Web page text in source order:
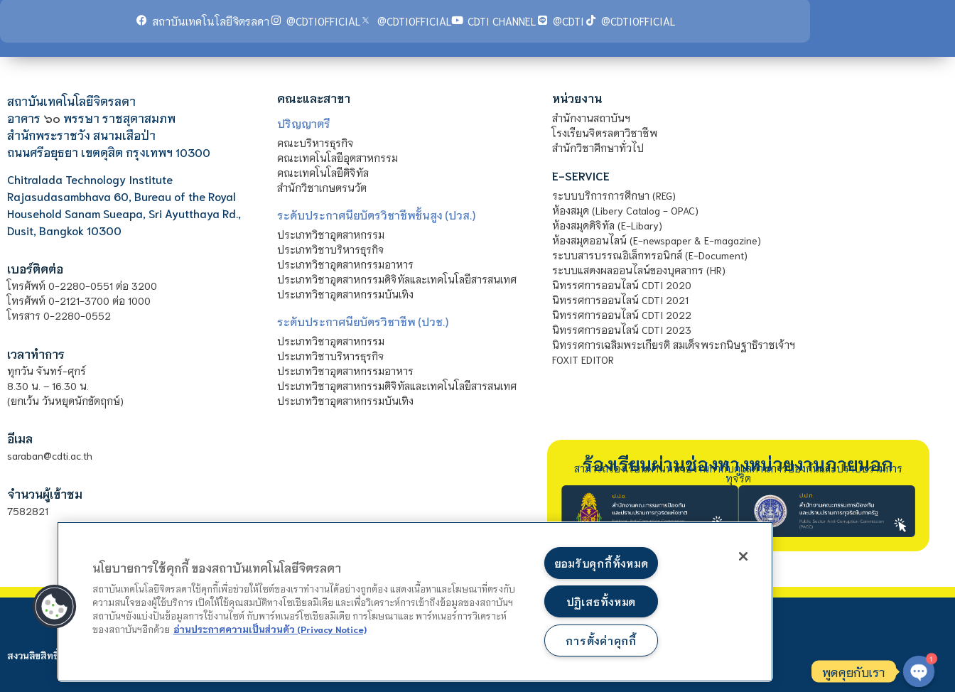
สถาบันเทคโนโลยีจิตรลดา @CDTIOFFICIAL @CDTIOFFICIAL CDTI CHANNEL @CDTI @CDTIOFFICIAL
สถาบันเทคโนโลยีจิตรลดา
อาคาร ๖๐ พรรษา ราชสุดาสมภพ
สำนักพระราชวัง สนามเสือป่า
ถนนศรีอยุธยา เขตดุสิต กรุงเทพฯ 10300
Chitralada Technology Institute
Rajasudasambhava 60, Bureau of the Royal
Household Sanam Sueapa, Sri Ayutthaya Rd.,
Dusit, Bangkok 10300
เบอร์ติดต่อ
โทรศัพท์ 0-2280-0551 ต่อ 3200
โทรศัพท์ 0-2121-3700 ต่อ 1000
โทรสาร 0-2280-0552
เวลาทำการ
ทุกวัน จันทร์-ศุกร์
8.30 น. – 16.30 น.
(ยกเว้น วันหยุดนักขัตฤกษ์)
อีเมล
saraban@cdti.ac.th
จำนวนผู้เข้าชม
7582821
คณะและสาขา
ปริญญาตรี
คณะบริหารธุรกิจ
คณะเทคโนโลยีอุตสาหกรรม
คณะเทคโนโลยีดิจิทัล
สำนักวิชาเกษตรนวัต
ระดับประกาศนียบัตรวิชาชีพชั้นสูง (ปวส.)
ประเภทวิชาอุตสาหกรรม
ประเภทวิชาบริหารธุรกิจ
ประเภทวิชาอุตสาหกรรมอาหาร
ประเภทวิชาอุตสาหกรรมดิจิทัลและเทคโนโลยีสารสนเทศ
ประเภทวิชาอุตสาหกรรมบันเทิง
ระดับประกาศนียบัตรวิชาชีพ (ปวช.)
ประเภทวิชาอุตสาหกรรม
ประเภทวิชาบริหารธุรกิจ
ประเภทวิชาอุตสาหกรรมอาหาร
ประเภทวิชาอุตสาหกรรมดิจิทัลและเทคโนโลยีสารสนเทศ
ประเภทวิชาอุตสาหกรรมบันเทิง
หน่วยงาน
สำนักงานสถาบันฯ
โรงเรียนจิตรลดาวิชาชีพ
สำนักวิชาศึกษาทั่วไป
E-SERVICE
ระบบบริการการศึกษา (REG)
ห้องสมุด (Libery Catalog - OPAC)
ห้องสมุดดิจิทัล (E-Libary)
ห้องสมุดออนไลน์ (E-newspaper & E-magazine)
ระบบสารบรรณอิเล็กทรอนิกส์ (E-Document)
ระบบแสดงผลออนไลน์ของบุคลากร (HR)
นิทรรศการออนไลน์ CDTI 2020
นิทรรศการออนไลน์ CDTI 2021
นิทรรศการออนไลน์ CDTI 2022
นิทรรศการออนไลน์ CDTI 2023
นิทรรศการเฉลิมพระเกียรติ สมเด็จพระกนิษฐาธิราชเจ้าฯ
FOXIT EDITOR
ร้องเรียนผ่านช่องทางหน่วยงานภายนอก
สามารถร้องเรียนผ่านหน่วยงานกำกับดูแลด้านการป้องกันและปราบปรามการ
ทุจริต
สงวนลิขสิทธิ์ © 2024 สถาบันเทคโนโลยีจิตรลดา. Web by นโยบายความเป็นส่วนตัว
พูดคุยกับเรา
1
นโยบายการใช้คุกกี้ ของสถาบันเทคโนโลยีจิตรลดา
สถาบันเทคโนโลยีจิตรลดาใช้คุกกี้เพื่อช่วยให้ไซต์ของเราทำงานได้อย่างถูกต้อง แสดงเนื้อหาและโฆษณาที่ตรงกับ
ความสนใจของผู้ใช้บริการ เปิดให้ใช้คุณสมบัติทางโซเชียลมีเดีย และเพื่อวิเคราะห์การเข้าถึงข้อมูลของสถาบันฯ
สถาบันฯยังแบ่งปันข้อมูลการใช้งานไซต์ กับพาร์ทเนอร์โซเชียลมีเดีย การโฆษณาและ พาร์ทเนอร์การวิเคราะห์
ของสถาบันฯอีกด้วย อ่านประกาศความเป็นส่วนตัว (Privacy Notice)
ยอมรับคุกกี้ทั้งหมด
ปฏิเสธทั้งหมด
การตั้งค่าคุกกี้